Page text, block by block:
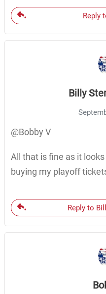
Reply
Billy
@Bobby V
All that is fine as it
buying my playoff
Reply to